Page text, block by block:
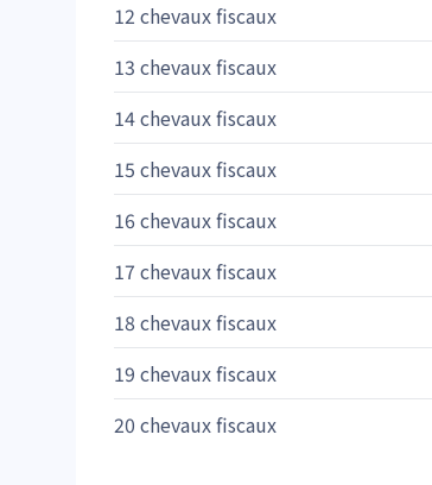
12 chevaux fiscaux
13 chevaux fiscaux
14 chevaux fiscaux
15 chevaux fiscaux
16 chevaux fiscaux
17 chevaux fiscaux
18 chevaux fiscaux
19 chevaux fiscaux
20 chevaux fiscaux